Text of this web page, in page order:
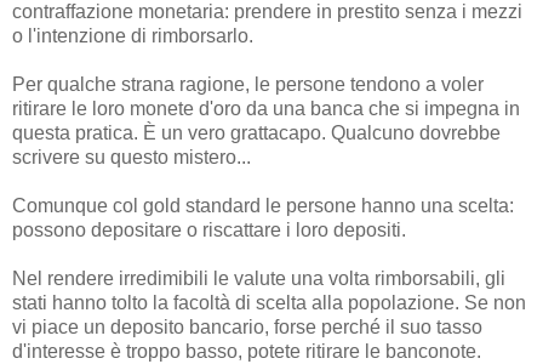
contraffazione monetaria: prendere in prestito senza i mezzi
o l'intenzione di rimborsarlo.
Per qualche strana ragione, le persone tendono a voler
ritirare le loro monete d'oro da una banca che si impegna in
questa pratica. È un vero grattacapo. Qualcuno dovrebbe
scrivere su questo mistero...
Comunque col gold standard le persone hanno una scelta:
possono depositare o riscattare i loro depositi.
Nel rendere irredimibili le valute una volta rimborsabili, gli
stati hanno tolto la facoltà di scelta alla popolazione. Se non
vi piace un deposito bancario, forse perché il suo tasso
d'interesse è troppo basso, potete ritirare le banconote.